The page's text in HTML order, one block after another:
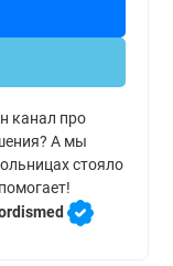
канал про
А мы
стояло